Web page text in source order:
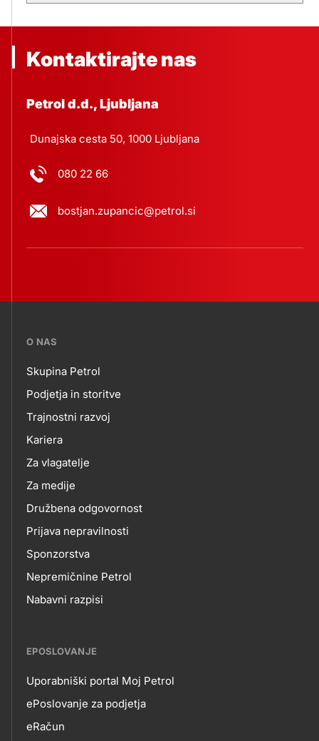
Odranci
Radovljica
Ravne na Koroškem
Sežana
Slovenska Bistrica
Slovenske Konjice
Šenčur 3. ožje območje
Škocjan
Škofja Loka
Kontaktirajte nas
Petrol d.d., Ljubljana
Dunajska cesta 50, 1000 Ljubljana
080 22 66
bostjan.zupancic@petrol.si
???
skupno.footer-
title???
O NAS
O
NAS
Skupina Petrol
Podjetja in storitve
Trajnostni razvoj
Kariera
Za vlagatelje
Za medije
Družbena odgovornost
Prijava nepravilnosti
Sponzorstva
Nepremičnine Petrol
Nabavni razpisi
EPOSLOVANJE
EPOSLOVANJE
Uporabniški portal Moj Petrol
ePoslovanje za podjetja
eRačun